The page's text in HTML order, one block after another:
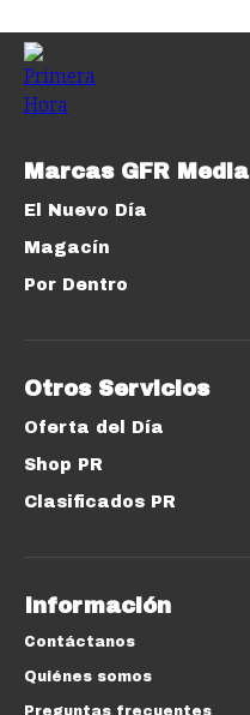
Marcas GFR Media
El Nuevo Día
Magacín
Por Dentro
Otros Servicios
Oferta del Día
Shop PR
Clasificados PR
Información
Contáctanos
Quiénes somos
Preguntas frecuentes